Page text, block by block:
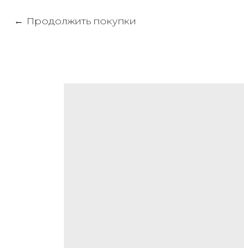
Продолжить покупки